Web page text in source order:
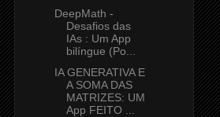
DeepMath -
Desafios das
IAs : Um App
bilíngue (Po...
IA GENERATIVA E
A SOMA DAS
MATRIZES: UM
App FEITO ...